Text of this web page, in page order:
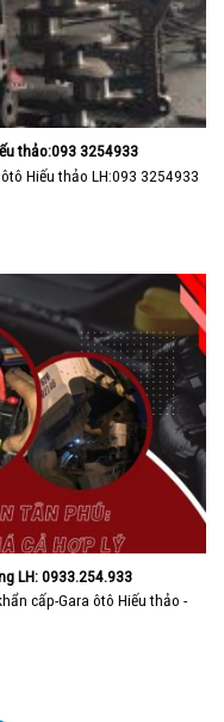
thảo:093 3254933
Hiếu thảo LH:093 3254933
LH: 0933.254.933
cấp-Gara ôtô Hiếu thảo -